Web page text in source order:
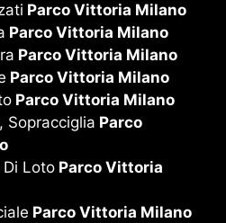
Parco Vittoria Milano
Parco Vittoria Milano
Parco Vittoria Milano
Parco Vittoria Milano
Parco Vittoria Milano
Sopracciglia Parco
Loto Parco Vittoria
Parco Vittoria Milano